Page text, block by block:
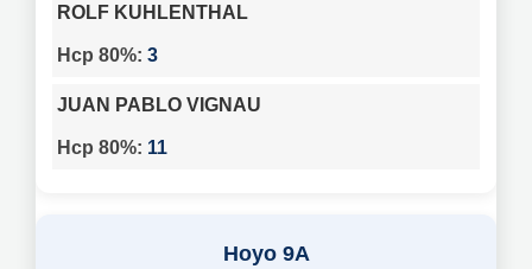
ROLF KUHLENTHAL
3
JUAN PABLO VIGNAU
11
9A